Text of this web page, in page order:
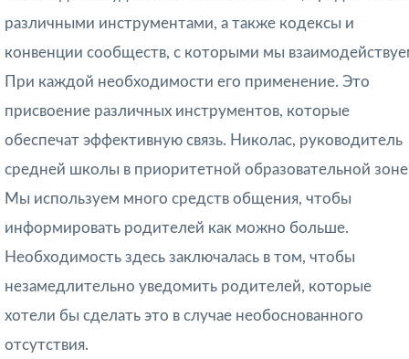
различными инструментами, а также кодексы и
конвенции сообществ, с которыми мы
При каждой необходимости его применение. Это
присвоение различных инструментов, которые
обеспечат эффективную связь. Николас, руководитель
средней школы в приоритетной образовательной
Мы используем много средств общения, чтобы
информировать родителей как можно больше.
Необходимость здесь заключалась в том, чтобы
незамедлительно уведомить родителей, которые
хотели бы сделать это в случае необоснованного
отсутствия.